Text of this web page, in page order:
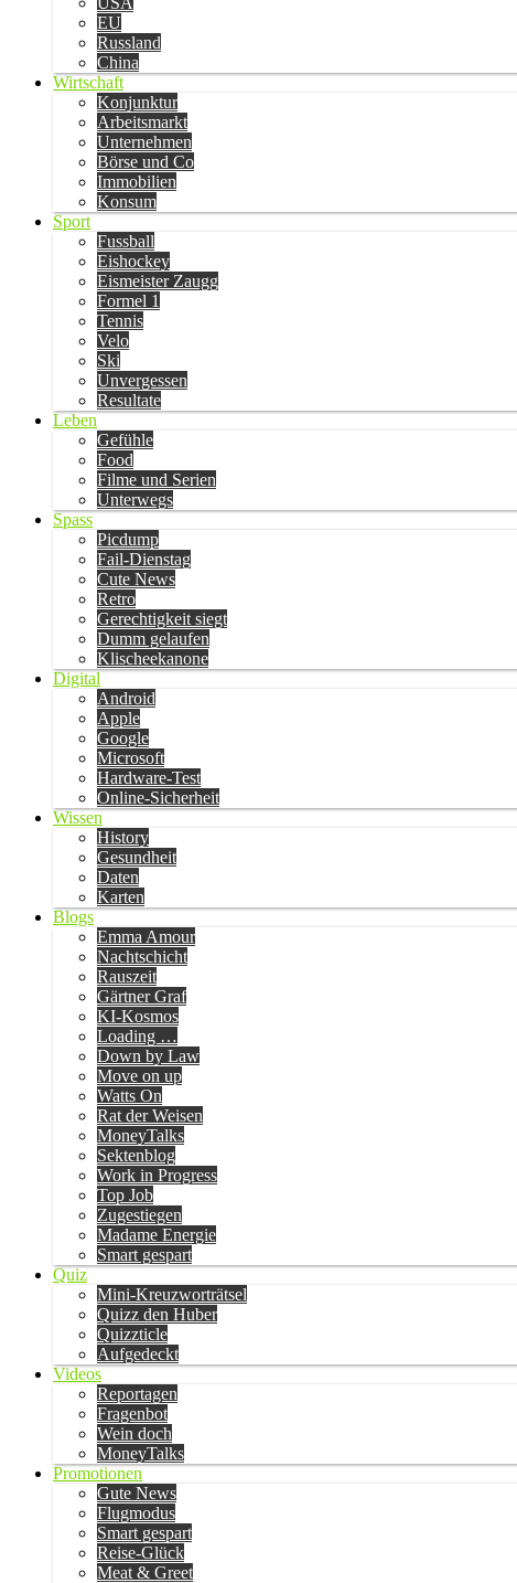
EU
Russland
China
Wirtschaft
Konjunktur
Arbeitsmarkt
Unternehmen
Börse und Co
Immobilien
Konsum
Sport
Fussball
Eishockey
Eismeister Zaugg
Formel 1
Tennis
Velo
Ski
Unvergessen
Resultate
Leben
Gefühle
Food
Filme und Serien
Unterwegs
Spass
Picdump
Fail-Dienstag
Cute News
Retro
Gerechtigkeit siegt
Dumm gelaufen
Klischeekanone
Digital
Android
Apple
Google
Microsoft
Hardware-Test
Online-Sicherheit
Wissen
History
Gesundheit
Daten
Karten
Blogs
Emma Amour
Nachtschicht
Rauszeit
Gärtner Graf
KI-Kosmos
Loading …
Down by Law
Move on up
Watts On
Rat der Weisen
MoneyTalks
Sektenblog
Work in Progress
Top Job
Zugestiegen
Madame Energie
Smart gespart
Quiz
Mini-Kreuzworträtsel
Quizz den Huber
Quizzticle
Aufgedeckt
Videos
Reportagen
Fragenbot
Wein doch
MoneyTalks
Promotionen
Gute News
Flugmodus
Smart gespart
Reise-Glück
Meat & Greet